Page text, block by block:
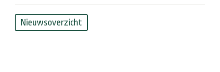
Nieuwsoverzicht